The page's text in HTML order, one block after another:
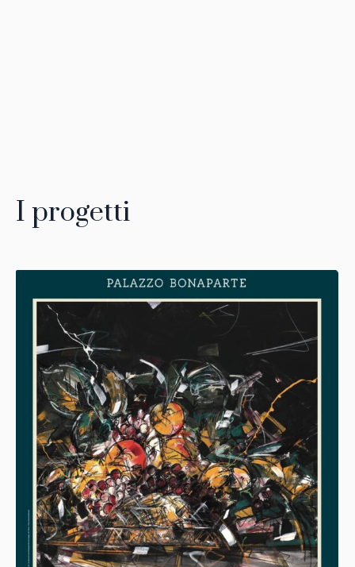
I progetti